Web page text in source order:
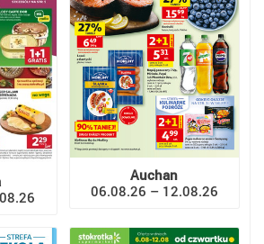
Auchan
06.08.26 – 12.08.26